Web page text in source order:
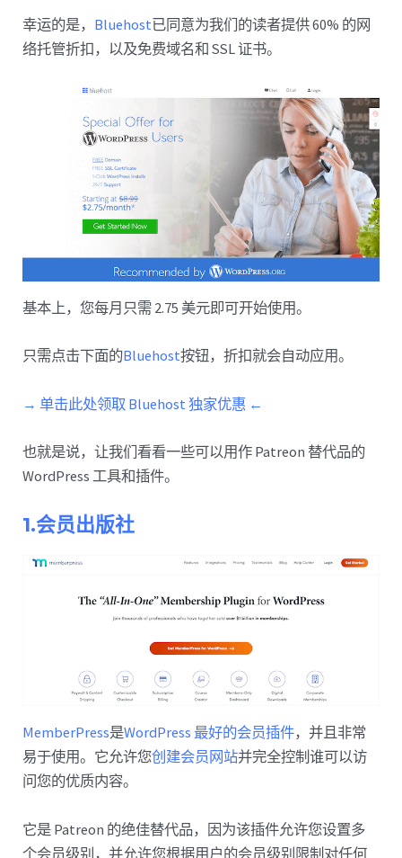
幸运的是， Bluehost已同意为我们的读者提供 60% 的网
络托管折扣，以及免费域名和 SSL 证书。
基本上，您每月只需 2.75 美元即可开始使用。
只需点击下面的Bluehost按钮，折扣就会自动应用。
→ 单击此处领取 Bluehost 独家优惠 ←
也就是说，让我们看看一些可以用作 Patreon 替代品的
WordPress 工具和插件。
1.会员出版社
MemberPress是WordPress 最好的会员插件，并且非常
易于使用。它允许您创建会员网站并完全控制谁可以访
问您的优质内容。
它是 Patreon 的绝佳替代品，因为该插件允许您设置多
个会员级别，并允许您根据用户的会员级别限制对任何